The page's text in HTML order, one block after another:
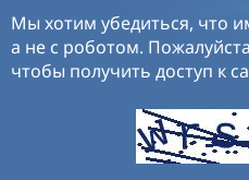
Мы хотим убедиться, что
а не с роботом.
чтобы получить доступ к